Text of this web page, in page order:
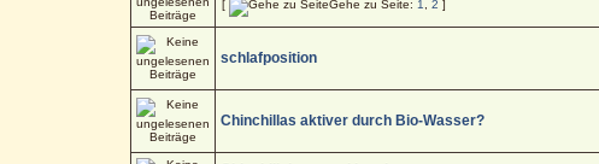
[ Gehe zu Seite: 1 2 ]
schlafposition
Chinchillas aktiver durch Bio-Wasser?